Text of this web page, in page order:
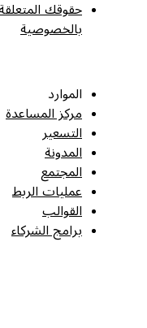
حقوقك المتعلقة
بالخصوصية
الموارد
مركز المساعدة
التسعير
المدونة
المجتمع
عمليات الربط
القوالب
برامج الشركاء